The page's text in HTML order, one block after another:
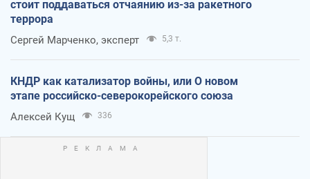
стоит поддаваться отчаянию из-за ракетного
террора
Сергей Марченко, эксперт 5,3 т.
КНДР как катализатор войны, или О новом
этапе российско-северокорейского союза
Алексей Кущ 336